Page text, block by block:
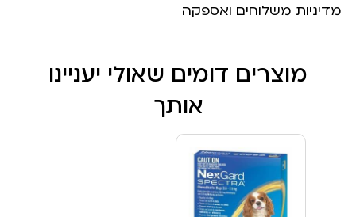
מדיניות משלוחים ואספקה
מוצרים דומים שאולי יעניינו
אותך